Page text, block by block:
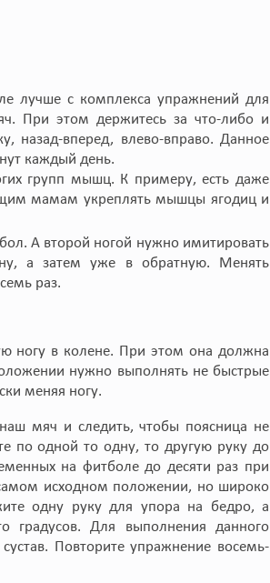
лучше с комплекса упражнений для
При этом держитесь за что-либо и
назад-вперед, влево-вправо. Данное
каждый день.
групп мышц. К примеру, есть даже
мамам укреплять мышцы ягодиц и
А второй ногой нужно имитировать
а затем уже в обратную. Менять
раз.
ногу в колене. При этом она должна
нужно выполнять не быстрые
меняя ногу.
мяч и следить, чтобы поясница не
по одной то одну, то другую руку до
на фитболе до десяти раз при
исходном положении, но широко
одну руку для упора на бедро, а
градусов. Для выполнения данного
Повторите упражнение восемь-